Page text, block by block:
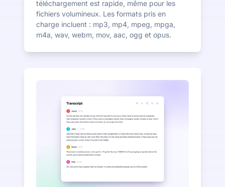
téléchargement est rapide, même pour les
fichiers volumineux. Les formats pris en
charge incluent : mp3, mp4, mpeg, mpga,
m4a, wav, webm, mov, aac, ogg et opus.